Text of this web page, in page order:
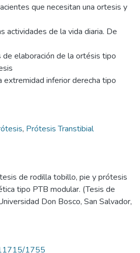
que necesitan una ortesis y
actividades de la vida diaria. De
elaboración de la ortésis tipo
extremidad inferior derecha tipo
, Prótesis Transtibial
de rodilla tobillo, pie y prótesis
tipo PTB modular. (Tesis de
Don Bosco, San Salvador,
1755